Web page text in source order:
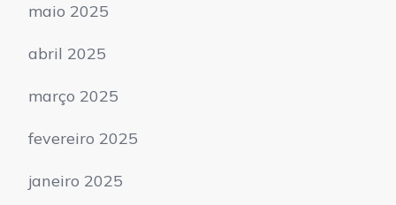
maio 2025
abril 2025
março 2025
fevereiro 2025
janeiro 2025